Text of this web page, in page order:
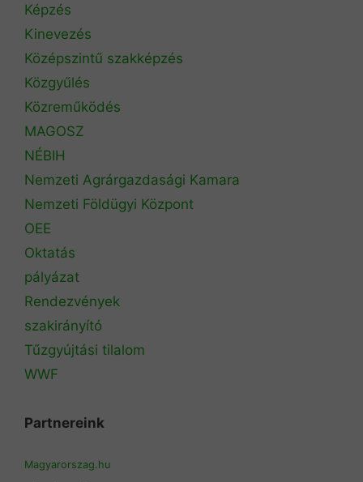
Képzés
Kinevezés
Középszintű szakképzés
Közgyűlés
Közreműködés
MAGOSZ
NÉBIH
Nemzeti Agrárgazdasági Kamara
Nemzeti Földügyi Központ
OEE
Oktatás
pályázat
Rendezvények
szakirányító
Tűzgyújtási tilalom
WWF
Partnereink
Magyarorszag.hu